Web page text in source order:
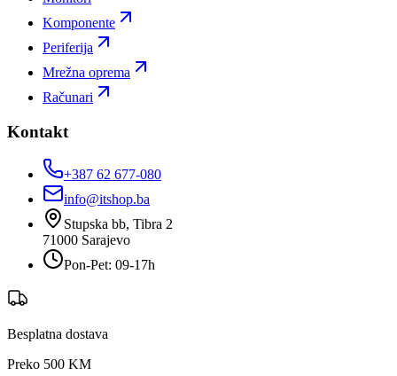
Komponente
Periferija
Mrežna oprema
Računari
Kontakt
+387 62 677-080
info@itshop.ba
Stupska bb, Tibra 2
71000 Sarajevo
Pon-Pet: 09-17h
Besplatna dostava
Preko 500 KM